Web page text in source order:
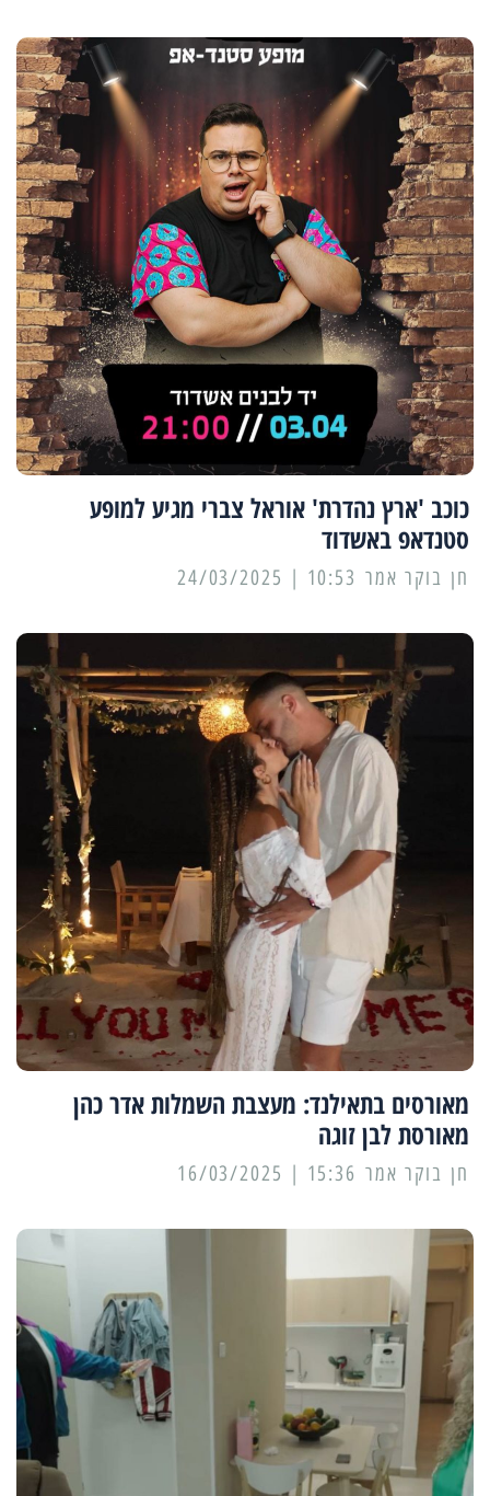
כוכב 'ארץ נהדרת' אוראל צברי מגיע למופע
סטנדאפ באשדוד
10:53 | 24/03/2025
מאורסים בתאילנד: מעצבת השמלות אדר כהן
מאורסת לבן זוגה
15:36 | 16/03/2025